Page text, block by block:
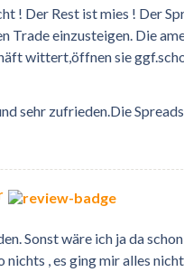
! Der Rest ist mies ! Der
Trade einzusteigen. Die
wittert,öffnen sie
sehr zufrieden.Die
Sonst wäre ich ja da
, es ging mir alles